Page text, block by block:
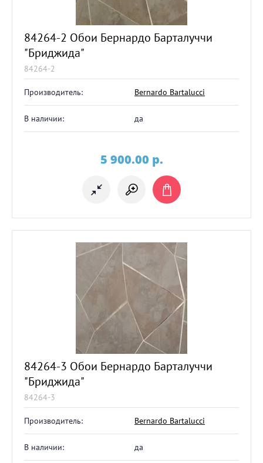
84264-2 Обои Бернардо Барталуччи
"Бриджида"
84264-2
Производитель: Bernardo Bartalucci
В наличии: да
5 900.00 p.
84264-3 Обои Бернардо Барталуччи
"Бриджида"
84264-3
Производитель: Bernardo Bartalucci
В наличии: да